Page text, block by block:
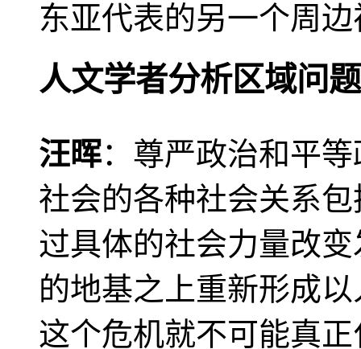
东亚代表的另一个周
人文学者分析区域问题
汪晖：尊严政治和平
社会的各种社会关系
过具体的社会力量改
的地基之上重新形成
这个危机就不可能真